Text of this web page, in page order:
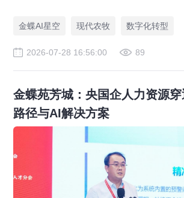
金蝶AI星空
现代农牧 数字化转型
2026-07-28 16:56:00 89
金蝶苑芳城：央国企人力资源
路径与AI解决方案